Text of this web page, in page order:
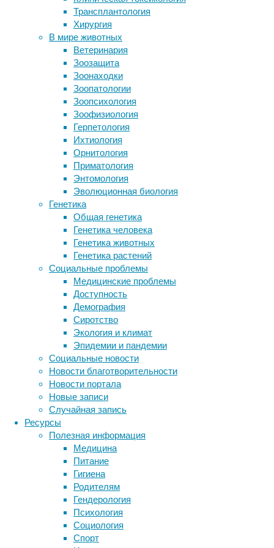
Трансплантология
Хирургия
В мире животных
Ветеринария
Зоозащита
Зоонаходки
Зоопатологии
Зоопсихология
Зоофизиология
Герпетология
Ихтиология
Орнитология
Приматология
Энтомология
Эволюционная биология
Генетика
Общая генетика
Генетика человека
Генетика животных
Генетика растений
Социальные проблемы
Медицинские проблемы
Доступность
Демография
Сиротство
Экология и климат
Эпидемии и пандемии
Социальные новости
Новости благотворительности
Новости портала
Новые записи
Случайная запись
Ресурсы
Полезная информация
Медицина
Питание
Гигиена
Родителям
Гендерология
Психология
Социология
Спорт
система
вознаграждения
Ангедония
—
это
снижение
или
полная
потеря
способности
не
только
испытывать
положительные
эмоции
и
интерес,
но
предвосхищать
потенциальное
вознаграждение.
Сегодня
известно,
что
в
развитие
ангедонии
вовлечены
структуры
головного
мозга,
которые
участвуют
Раннее отцовство сокращает жизнь
Высокий социальный статус делает
стресс сильнее
Аутизм предсказали по нежеланию
младенцев привлечь внимание
взрослых к происходящему
Таяние ледников не пройдет даром
Следите за новостями
Метки